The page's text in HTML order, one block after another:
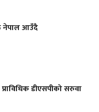
नेपाल आउँदै
डीएसपीको सरुवा